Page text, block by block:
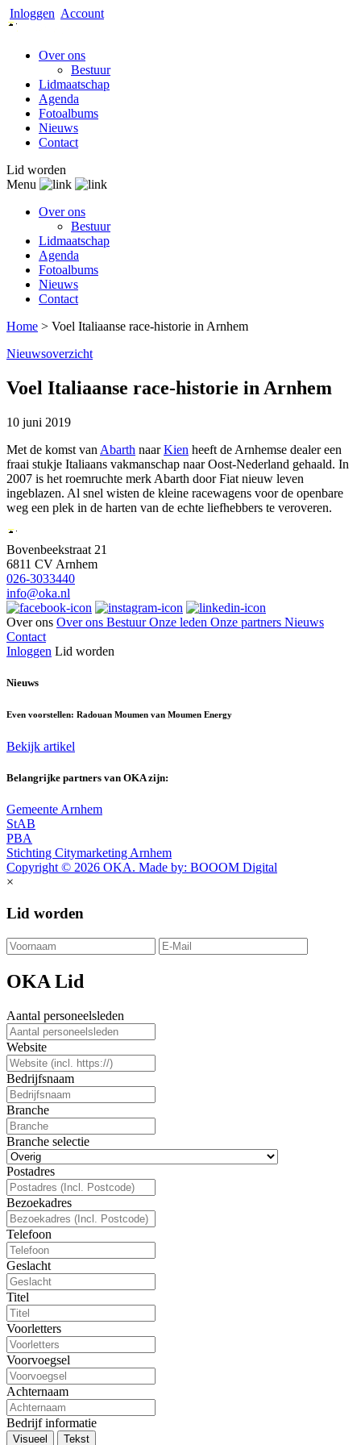
Inloggen Account
Over ons
Bestuur
Lidmaatschap
Agenda
Fotoalbums
Nieuws
Contact
Lid worden
Menu
Over ons
Bestuur
Lidmaatschap
Agenda
Fotoalbums
Nieuws
Contact
Home > Voel Italiaanse race-historie in Arnhem
Nieuwsoverzicht
Voel Italiaanse race-historie in Arnhem
10 juni 2019
Met de komst van Abarth naarKien heeft de Arnhemse dealer een
fraai stukje Italiaans vakmanschap naar Oost-Nederland gehaald. In
2007 is het roemruchte merk Abarth door Fiat nieuw leven
ingeblazen. Al snel wisten de kleine racewagens voor de openbare
weg een plek in de harten van de echte liefhebbers te veroveren.
Bovenbeekstraat 21
6811 CV Arnhem
026-3033440
info@oka.nl
Over ons Over ons BestuurOnze leden Onze partners Nieuws
Contact
Inloggen Lid worden
Nieuws
Even voorstellen: Radouan Moumen van Moumen Energy
Bekijk artikel
Belangrijke partners van OKA zijn:
Gemeente Arnhem
StAB
PBA
Stichting Citymarketing Arnhem
Copyright © 2026 OKA. Made by: BOOOM Digital
×
Lid worden
OKA Lid
Aantal personeelsleden
Website
Bedrijfsnaam
Branche
Branche selectie
Postadres
Bezoekadres
Telefoon
Geslacht
Titel
Voorletters
Voorvoegsel
Achternaam
Bedrijf informatie
Visueel Tekst